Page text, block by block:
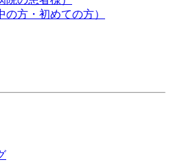
方・初めての方）